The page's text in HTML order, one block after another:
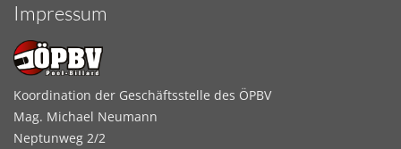
Impressum
Koordination der Geschäftsstelle des ÖPBV
Mag. Michael Neumann
Neptunweg 2/2